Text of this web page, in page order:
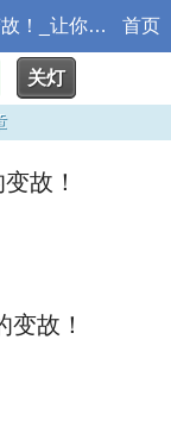
第251章 星穹大厅的晚宴，意外的变故！_让你做游戏，口袋妖怪什么鬼？ 首页
关灯
故！
故！